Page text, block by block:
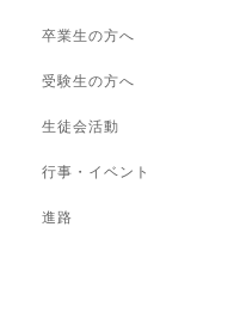
卒業生の方へ
受験生の方へ
生徒会活動
行事・イベント
進路